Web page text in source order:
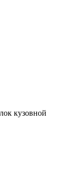
кузовной